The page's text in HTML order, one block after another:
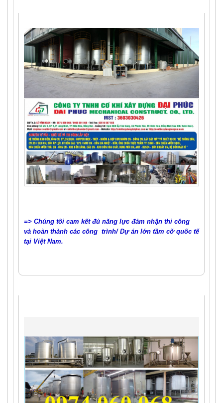
=> Chúng tôi cam kết đủ năng lực đảm nhận thi công
và hoàn thành các công  trình/ Dự án lớn tầm cỡ quốc tế
tại Việt Nam.